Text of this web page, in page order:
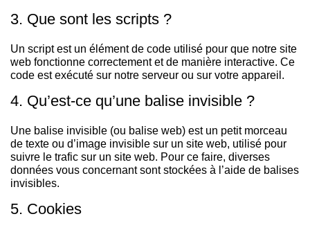
3. Que sont les scripts ?
Un script est un élément de code utilisé pour que notre site
web fonctionne correctement et de manière interactive. Ce
code est exécuté sur notre serveur ou sur votre appareil.
4. Qu’est-ce qu’une balise invisible ?
Une balise invisible (ou balise web) est un petit morceau
de texte ou d’image invisible sur un site web, utilisé pour
suivre le trafic sur un site web. Pour ce faire, diverses
données vous concernant sont stockées à l’aide de balises
invisibles.
5. Cookies